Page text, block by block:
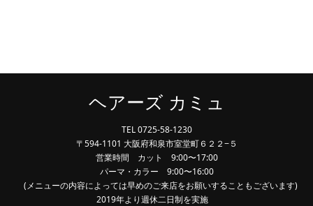
ヘアーズ カミュ
TEL 0725-58-1230
〒594-1101 大阪府和泉市室堂町６２２−５
営業時間 カット 9:00〜17:00
パーマ・カラー 9:00〜16:00
(メニューの内容によっては早めのご来店をお願いすることもございます)
2019年より週休二日制を実施